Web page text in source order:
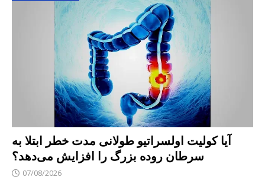
آیا کولیت اولسراتیو طولانی مدت خطر ابتلا به
سرطان روده بزرگ را افزایش می‌دهد؟
07/08/2026